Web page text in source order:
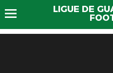
LIGUE DE